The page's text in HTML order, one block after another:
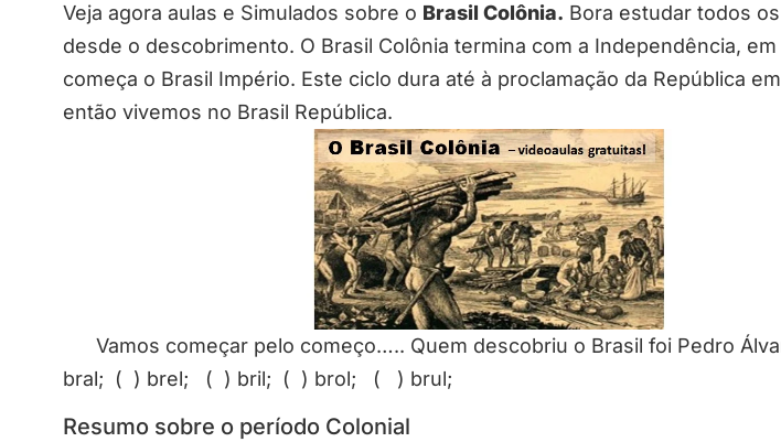
Veja agora aulas e Simulados sobre o Brasil Colônia. Bora estudar todos
desde o descobrimento. O Brasil Colônia termina com a Independência, em
começa o Brasil Império. Este ciclo dura até à proclamação da República
então vivemos no Brasil República.
Vamos começar pelo começo….. Quem descobriu o Brasil foi Pedro
bral; ( ) brel; ( ) bril; ( ) brol; ( ) brul;
Resumo sobre o período Colonial